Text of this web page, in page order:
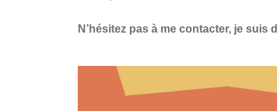
N’hésitez pas à me contacter, je